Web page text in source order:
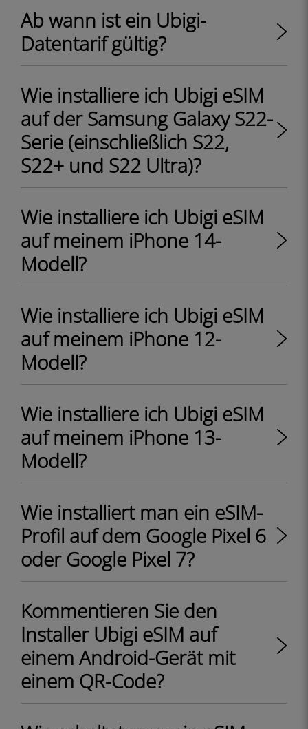
Ab wann ist ein Ubigi-
Datentarif gültig?
Wie installiere ich Ubigi eSIM
auf der Samsung Galaxy S22-
Serie (einschließlich S22,
S22+ und S22 Ultra)?
Wie installiere ich Ubigi eSIM
auf meinem iPhone 14-
Modell?
Wie installiere ich Ubigi eSIM
auf meinem iPhone 12-
Modell?
Wie installiere ich Ubigi eSIM
auf meinem iPhone 13-
Modell?
Wie installiert man ein eSIM-
Profil auf dem Google Pixel 6
oder Google Pixel 7?
Kommentieren Sie den
Installer Ubigi eSIM auf
einem Android-Gerät mit
einem QR-Code?